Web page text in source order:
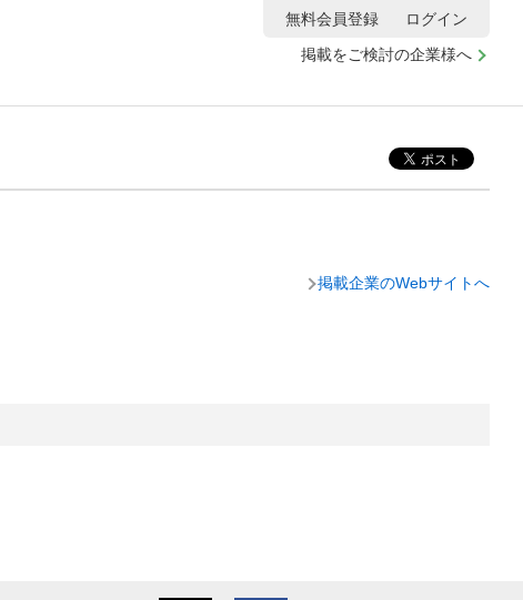
掲載をご検討の企業様へ
無料会員登録 ログイン
掲載企業のWebサイトへ